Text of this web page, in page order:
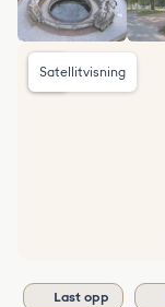
Satellitvisning
Last opp